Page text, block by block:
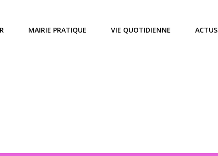
MAIRIE PRATIQUE VIE QUOTIDIENNE ACTUS